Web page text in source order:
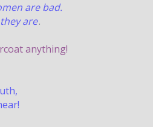
are bad.
are.
anything!